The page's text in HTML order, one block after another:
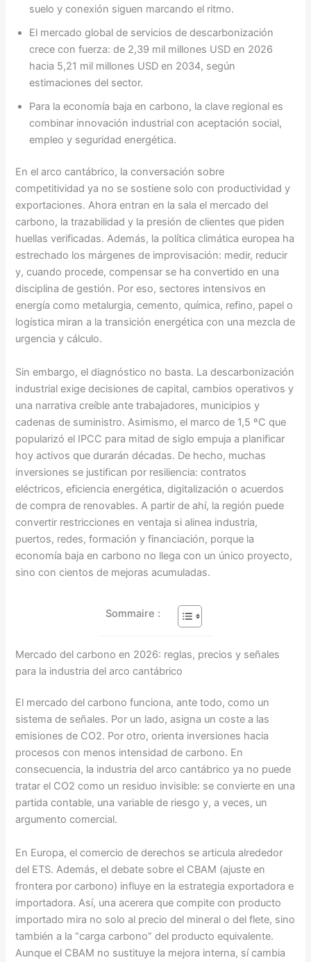
suelo y conexión siguen marcando el ritmo.
El mercado global de servicios de descarbonización
crece con fuerza: de 2,39 mil millones USD en 2026
hacia 5,21 mil millones USD en 2034, según
estimaciones del sector.
Para la economía baja en carbono, la clave regional es
combinar innovación industrial con aceptación social,
empleo y seguridad energética.
En el arco cantábrico, la conversación sobre
competitividad ya no se sostiene solo con productividad y
exportaciones. Ahora entran en la sala el mercado del
carbono, la trazabilidad y la presión de clientes que piden
huellas verificadas. Además, la política climática europea ha
estrechado los márgenes de improvisación: medir, reducir
y, cuando procede, compensar se ha convertido en una
disciplina de gestión. Por eso, sectores intensivos en
energía como metalurgia, cemento, química, refino, papel o
logística miran a la transición energética con una mezcla de
urgencia y cálculo.
Sin embargo, el diagnóstico no basta. La descarbonización
industrial exige decisiones de capital, cambios operativos y
una narrativa creíble ante trabajadores, municipios y
cadenas de suministro. Asimismo, el marco de 1,5 ºC que
popularizó el IPCC para mitad de siglo empuja a planificar
hoy activos que durarán décadas. De hecho, muchas
inversiones se justifican por resiliencia: contratos
eléctricos, eficiencia energética, digitalización o acuerdos
de compra de renovables. A partir de ahí, la región puede
convertir restricciones en ventaja si alinea industria,
puertos, redes, formación y financiación, porque la
economía baja en carbono no llega con un único proyecto,
sino con cientos de mejoras acumuladas.
Sommaire :
Mercado del carbono en 2026: reglas, precios y señales
para la industria del arco cantábrico
El mercado del carbono funciona, ante todo, como un
sistema de señales. Por un lado, asigna un coste a las
emisiones de CO2. Por otro, orienta inversiones hacia
procesos con menos intensidad de carbono. En
consecuencia, la industria del arco cantábrico ya no puede
tratar el CO2 como un residuo invisible: se convierte en una
partida contable, una variable de riesgo y, a veces, un
argumento comercial.
En Europa, el comercio de derechos se articula alrededor
del ETS. Además, el debate sobre el CBAM (ajuste en
frontera por carbono) influye en la estrategia exportadora e
importadora. Así, una acerera que compite con producto
importado mira no solo al precio del mineral o del flete, sino
también a la “carga carbono” del producto equivalente.
Aunque el CBAM no sustituye la mejora interna, sí cambia